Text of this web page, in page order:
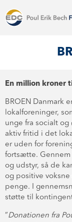
En million kroner
BROEN Danmark
lokalforeninger,
unge fra socialt
aktiv fritid i det
er uden for
fortsætte.
og udstyr, så de
og positive
penge. I
støtte til
”Donationen fra